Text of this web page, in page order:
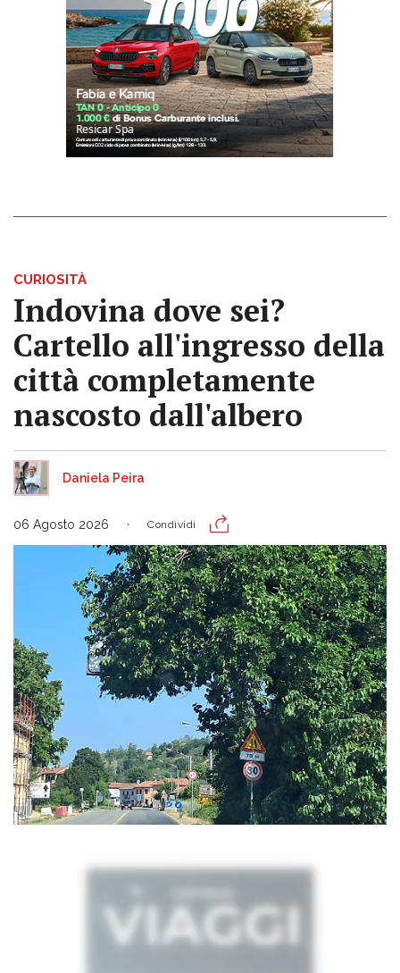
CURIOSITÀ
Indovina dove sei?
Cartello all'ingresso della
città completamente
nascosto dall'albero
Daniela Peira
06 Agosto 2026 Condividi